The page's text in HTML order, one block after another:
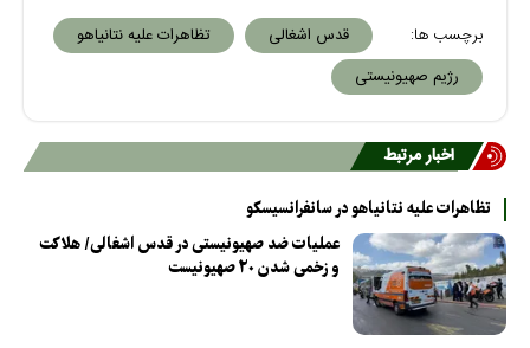
برچسب ها: قدس اشغالی
تظاهرات علیه نتانیاهو
رژیم صهیونیستی
اخبار مرتبط
تظاهرات علیه نتانیاهو در سانفرانسیسکو
عملیات ضد صهیونیستی در قدس اشغالی/ هلاکت
و زخمی شدن ۲۰ صهیونیست